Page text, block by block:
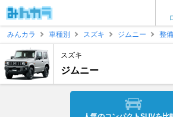
みんカラ
車種別 スズキ ジムニー 整
スズキ
ジムニー